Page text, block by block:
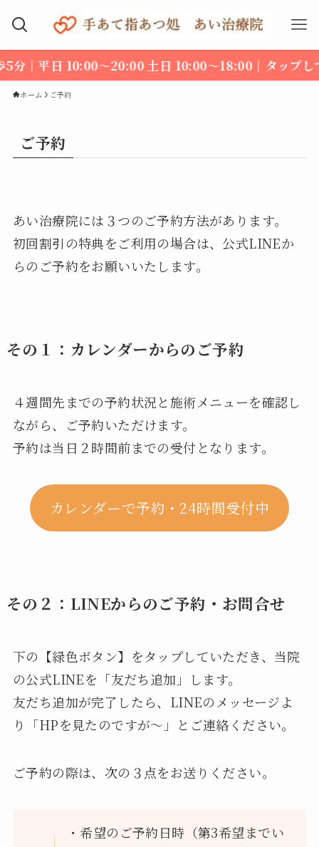
10:00～20:00 土日 10:00～18:00｜タップしてカレン
ホーム ご予約
ご予約
あい治療院には３つのご予約方法があります。
初回割引の特典をご利用の場合は、公式LINEか
らのご予約をお願いいたします。
その１：カレンダーからのご予約
４週間先までの予約状況と施術メニューを確認し
ながら、ご予約いただけます。
予約は当日２時間前までの受付となります。
カレンダーで予約・24時間受付中
その２：LINEからのご予約・お問合せ
下の【緑色ボタン】をタップしていただき、当院
の公式LINEを「友だち追加」します。
友だち追加が完了したら、LINEのメッセージよ
り「HPを見たのですが～」とご連絡ください。
ご予約の際は、次の３点をお送りください。
・希望のご予約日時（第3希望までい